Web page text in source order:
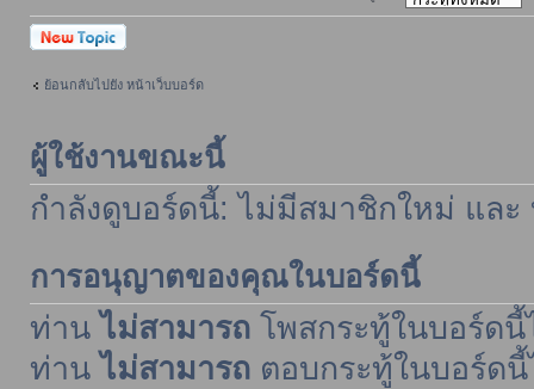
ตั้งกระทู้ใหม่
ย้อนกลับไปยัง หน้าเว็บบอร์ด
ผู้ใช้งานขณะนี้
กำลังดูบอร์ดนี้: ไม่มีสมาชิกใหม่ แล
การอนุญาตของคุณในบอร์ดนี้
ท่าน ไม่สามารถโพสกระทู้ในบอร์ดนี้
ท่าน ไม่สามารถตอบกระทู้ในบอร์ดนี้